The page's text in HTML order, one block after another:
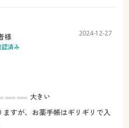
様
済み
2024-12-27
大きい
すが、お薬手帳はギリギリで入